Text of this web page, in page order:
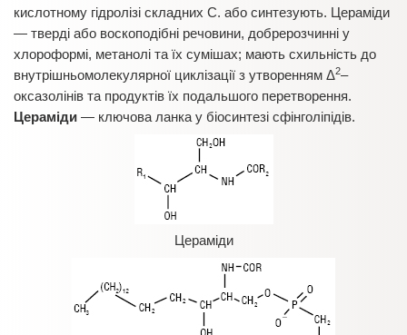
кислотному гідролізі складних С. або синтезують. Цераміди
— тверді або воскоподібні речовини, добрерозчинні у
хлороформі, метанолі та їх сумішах; мають схильність до
внутрішньомолекулярної циклізації з утворенням Δ2–
оксазолінів та продуктів їх подальшого перетворення.
Цераміди — ключова ланка у біосинтезі сфінголіпідів.
Цераміди